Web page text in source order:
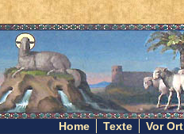
Home Texte Vor Ort